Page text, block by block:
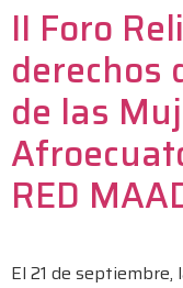
II Foro
derechos
de las
RED
El 21 de septiembre,